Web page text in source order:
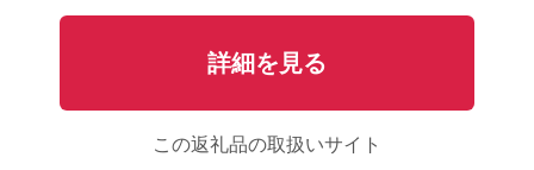
詳細を見る
この返礼品の取扱いサイト